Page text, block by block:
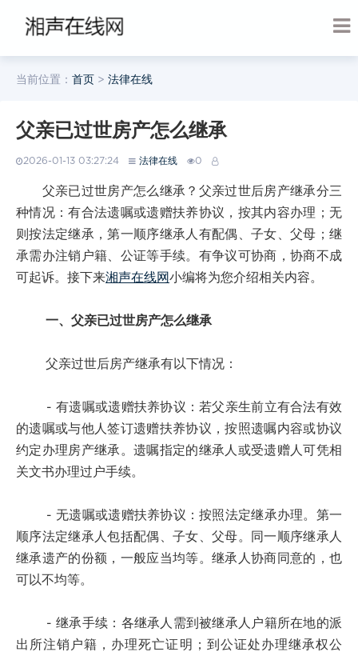
当前位置： 首页 > 法律在线
父亲已过世房产怎么继承
2026-01-13 03:27:24 法律在线 0
父亲已过世房产怎么继承？父亲过世后房产继承分三
种情况：有合法遗嘱或遗赠扶养协议，按其内容办理；无
则按法定继承，第一顺序继承人有配偶、子女、父母；继
承需办注销户籍、公证等手续。有争议可协商，协商不成
可起诉。接下来湘声在线网小编将为您介绍相关内容。
一、父亲已过世房产怎么继承
父亲过世后房产继承有以下情况：
- 有遗嘱或遗赠扶养协议：若父亲生前立有合法有效
的遗嘱或与他人签订遗赠扶养协议，按照遗嘱内容或协议
约定办理房产继承。遗嘱指定的继承人或受遗赠人可凭相
关文书办理过户手续。
- 无遗嘱或遗赠扶养协议：按照法定继承办理。第一
顺序法定继承人包括配偶、子女、父母。同一顺序继承人
继承遗产的份额，一般应当均等。继承人协商同意的，也
可以不均等。
- 继承手续：各继承人需到被继承人户籍所在地的派
出所注销户籍，办理死亡证明；到公证处办理继承权公